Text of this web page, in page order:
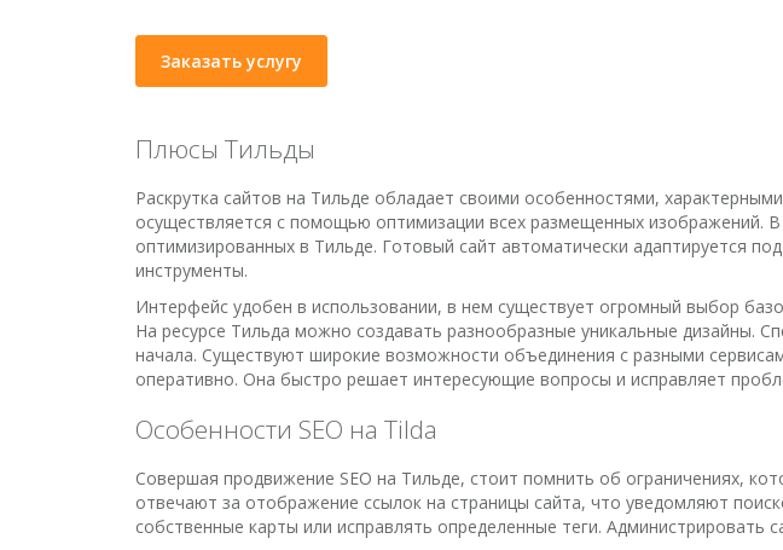
Заказать услугу
Плюсы Тильды
Раскрутка сайтов на Тильде обладает своими особенностями,
осуществляется с помощью оптимизации всех размещенных изображений.
оптимизированных в Тильде. Готовый сайт автоматически адаптируется
инструменты.
Интерфейс удобен в использовании, в нем существует огромный выбор
На ресурсе Тильда можно создавать разнообразные уникальные дизайны.
начала. Существуют широкие возможности объединения с разными
оперативно. Она быстро решает интересующие вопросы и исправляет
Особенности SEO на Tilda
Совершая продвижение SEO на Тильде, стоит помнить об ограничениях,
отвечают за отображение ссылок на страницы сайта, что уведомляют
собственные карты или исправлять определенные теги.